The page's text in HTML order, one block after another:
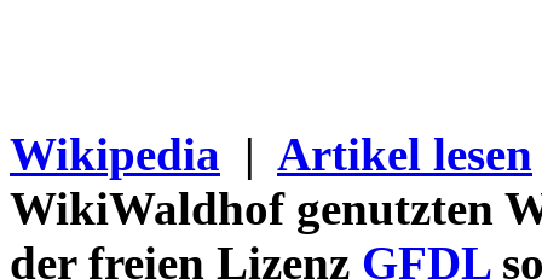
Wikipedia | Artikel lesen
WikiWaldhof genutzten
der freien Lizenz GFDL